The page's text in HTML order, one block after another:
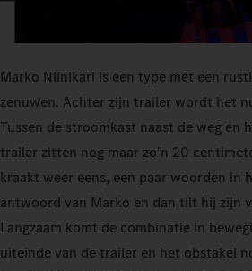
Marko Niinikari is een type met een
zenuwen. Achter zijn trailer wordt het
Tussen de stroomkast naast de weg en
trailer zitten nog maar zo'n 20
kraakt weer eens, een paar woorden in
antwoord van Marko en dan tilt hij zijn
Langzaam komt de combinatie in
uiteinde van de trailer en het obstakel